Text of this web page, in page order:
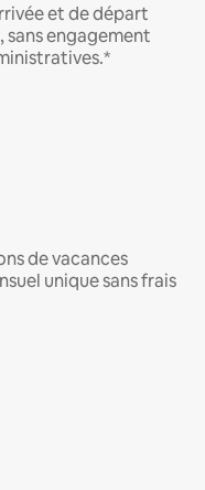
et de départ
sans engagement
de vacances
unique sans frais